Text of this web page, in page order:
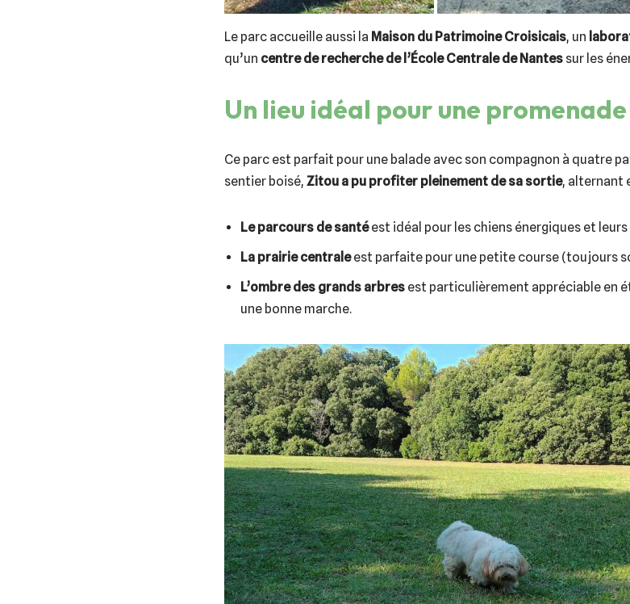
Le parc accueille aussi la Maison du Patrimoine Croisicais, un
qu’un centre de recherche de l’École Centrale de Nantessur les
Un lieu idéal pour une
Ce parc est parfait pour une balade avec son compagnon à quatre
sentier boisé, Zitou a pu profiter pleinement de sa sortie, alternant
Le parcours de santéest idéal pour les chiens énergiques et
La prairie centraleest parfaite pour une petite course (toujours
L’ombre des grands arbresest particulièrement appréciable en
une bonne marche.